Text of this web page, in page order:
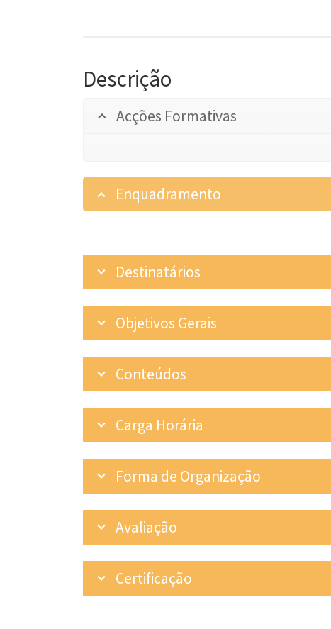
Descrição
Acções Formativas
Enquadramento
Destinatários
Objetivos Gerais
Conteúdos
Carga Horária
Forma de Organização
Avaliação
Certificação